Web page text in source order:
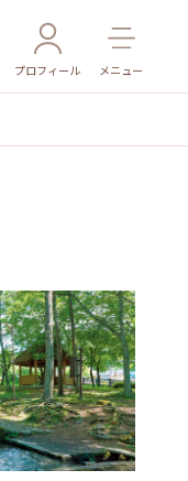
プロフィール メニュー
その他施設